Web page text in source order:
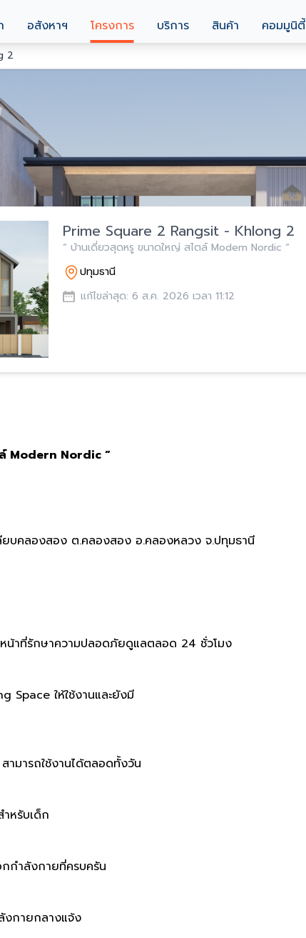
อสังหาฯ โครงการ บริการ สินค้า คอมมูนิตี้
2
Prime Square 2 Rangsit - Khlong 2
“ บ้านเดี่ยวสุดหรู ขนาดใหญ่ สไตล์ Modern Nordic “
ปทุมธานี
แก้ไขล่าสุด: 6 ส.ค. 2026 เวลา 11:12
Modern Nordic “
บคลองสอง ต.คลองสอง อ.คลองหลวง จ.ปทุมธานี
หน้าที่รักษาความปลอดภัยดูแลตลอด 24 ชั่วโมง
Space ให้ใช้งานและยังมี
ามารถใช้งานได้ตลอดทั้งวัน
หรับเด็ก
กำลังกายที่ครบครัน
งกายกลางแจ้ง